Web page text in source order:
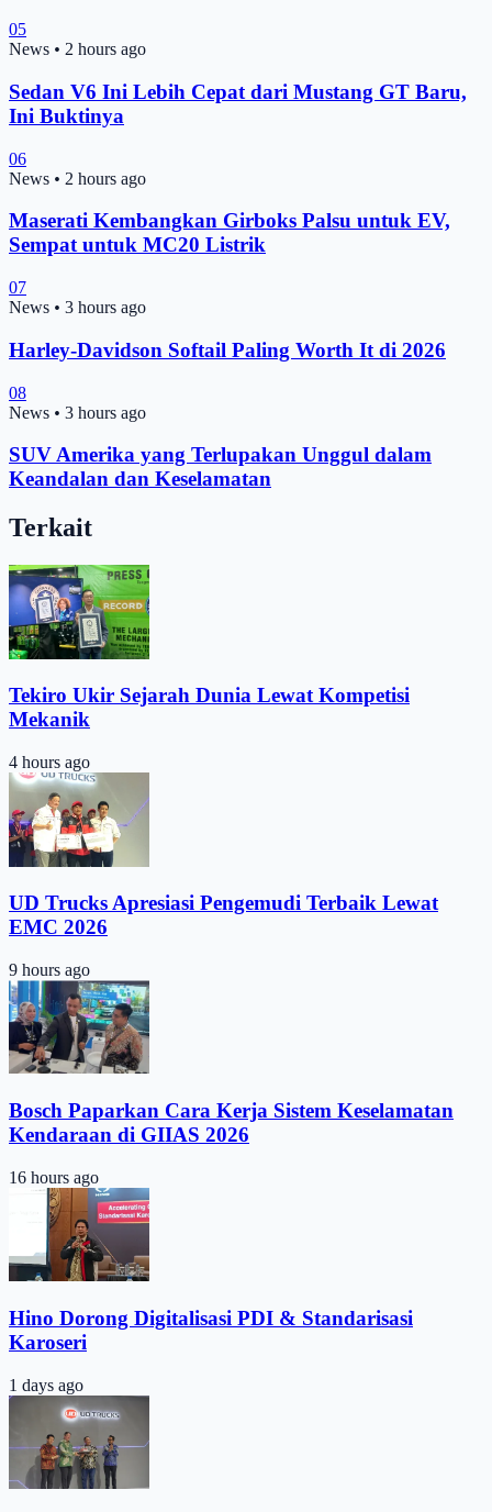
05
News • 2 hours ago
Sedan V6 Ini Lebih Cepat dari Mustang GT Baru,
Ini Buktinya
06
News • 2 hours ago
Maserati Kembangkan Girboks Palsu untuk EV,
Sempat untuk MC20 Listrik
07
News • 3 hours ago
Harley-Davidson Softail Paling Worth It di 2026
08
News • 3 hours ago
SUV Amerika yang Terlupakan Unggul dalam
Keandalan dan Keselamatan
Terkait
Tekiro Ukir Sejarah Dunia Lewat Kompetisi
Mekanik
4 hours ago
UD Trucks Apresiasi Pengemudi Terbaik Lewat
EMC 2026
9 hours ago
Bosch Paparkan Cara Kerja Sistem Keselamatan
Kendaraan di GIIAS 2026
16 hours ago
Hino Dorong Digitalisasi PDI & Standarisasi
Karoseri
1 days ago